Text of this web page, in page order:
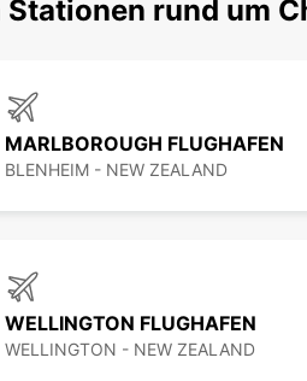
rund um
MARLBOROUGH FLUGHAFEN
BLENHEIM - NEW ZEALAND
WELLINGTON FLUGHAFEN
WELLINGTON - NEW ZEALAND